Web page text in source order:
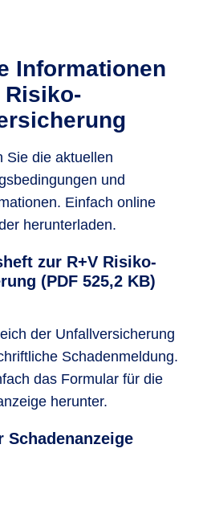
Informationen
Risiko-
Sie die aktuellen
und
Einfach online
herunterladen.
zur R+V Risiko-
(PDF 525,2 KB)
der Unfallversicherung
Schadenmeldung.
das Formular für die
herunter.
Schadenanzeige